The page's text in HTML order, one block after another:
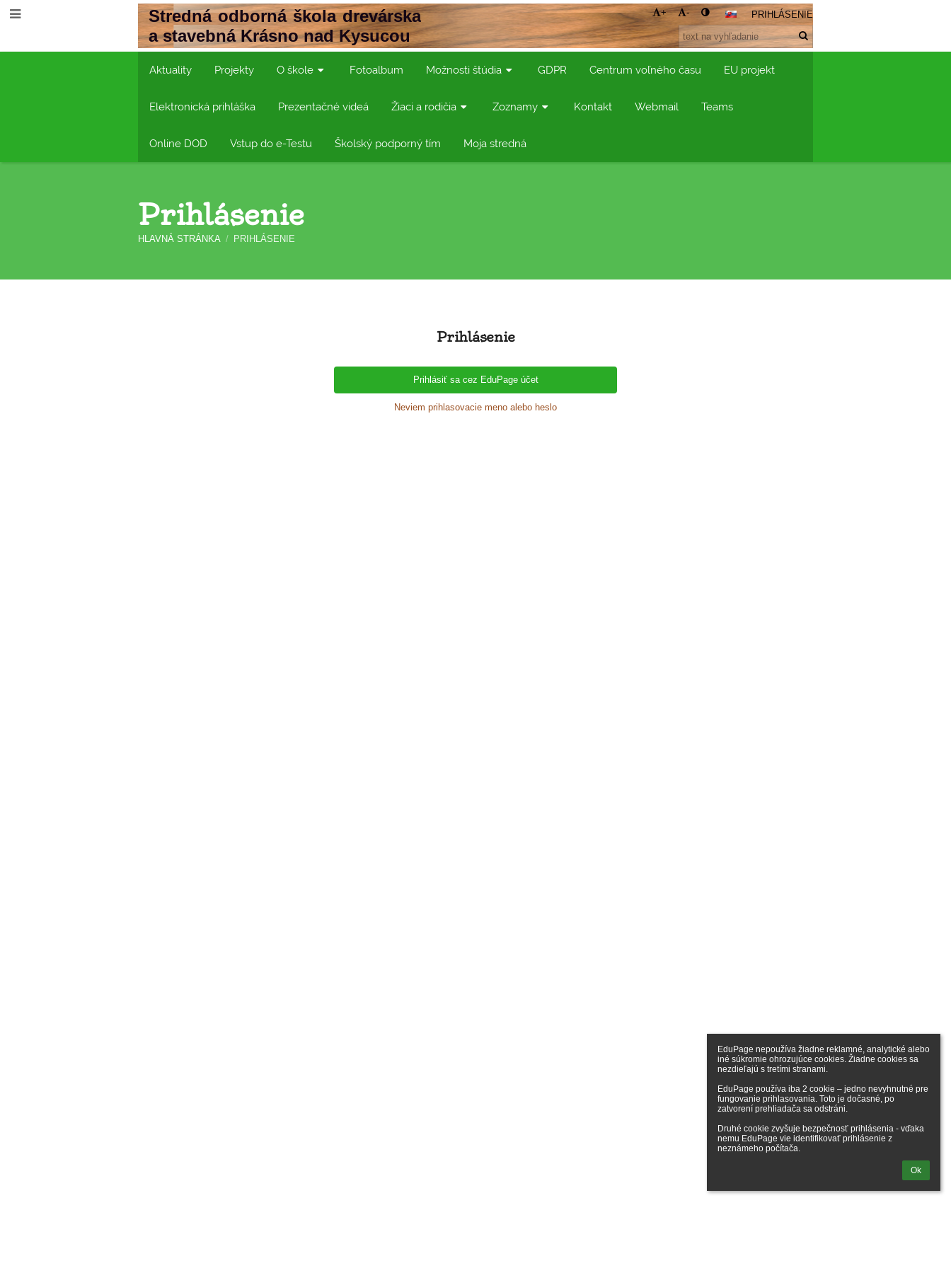
EduPage nepoužíva žiadne reklamné, analytické alebo
iné súkromie ohrozujúce cookies. Žiadne cookies sa
nezdieľajú s tretími stranami.
EduPage používa iba 2 cookie – jedno nevyhnutné pre
fungovanie prihlasovania. Toto je dočasné, po
zatvorení prehliadača sa odstráni.
Druhé cookie zvyšuje bezpečnosť prihlásenia - vďaka
nemu EduPage vie identifikovať prihlásenie z
neznámeho počítača.
Ok
Stredná odborná škola drevárska
a stavebná Krásno nad Kysucou
+ - PRIHLÁSENIE
Aktuality Projekty O škole Fotoalbum Možnosti štúdia GDPR Centrum voľného času EU projekt
Elektronická prihláška Prezentačné videá Žiaci a rodičia Zoznamy Kontakt Webmail Teams
Online DOD Vstup do e-Testu Školský podporný tím Moja stredná
Prihlásenie
HLAVNÁ STRÁNKA / PRIHLÁSENIE
Prihlásenie
Prihlásiť sa cez EduPage účet
Neviem prihlasovacie meno alebo heslo